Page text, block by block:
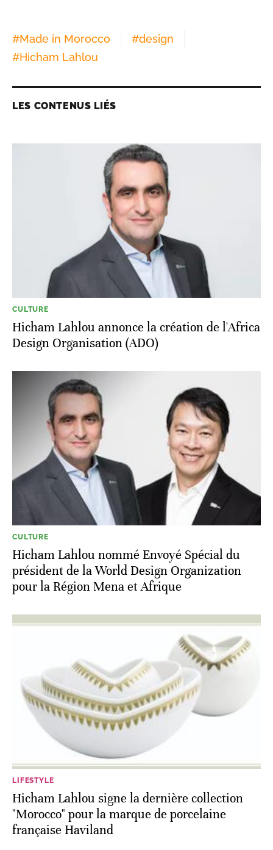
#Made in Morocco #design
#Hicham Lahlou
LES CONTENUS LIÉS
CULTURE
Hicham Lahlou annonce la création de l'Africa
Design Organisation (ADO)
CULTURE
Hicham Lahlou nommé Envoyé Spécial du
président de la World Design Organization
pour la Région Mena et Afrique
LIFESTYLE
Hicham Lahlou signe la dernière collection
"Morocco" pour la marque de porcelaine
française Haviland